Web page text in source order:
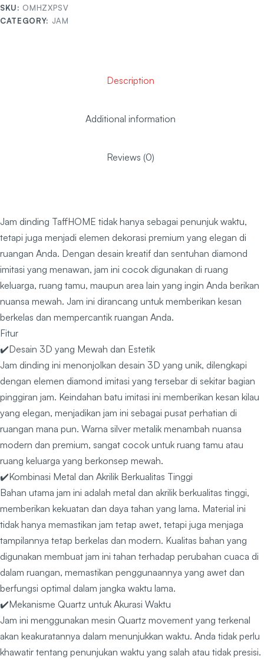
SKU: OMHZXPSV
CATEGORY: JAM
Description
Additional information
Reviews (0)
Jam dinding TaffHOME tidak hanya sebagai penunjuk waktu,
tetapi juga menjadi elemen dekorasi premium yang elegan di
ruangan Anda. Dengan desain kreatif dan sentuhan diamond
imitasi yang menawan, jam ini cocok digunakan di ruang
keluarga, ruang tamu, maupun area lain yang ingin Anda berikan
nuansa mewah. Jam ini dirancang untuk memberikan kesan
berkelas dan mempercantik ruangan Anda.
Fitur
✔️Desain 3D yang Mewah dan Estetik
Jam dinding ini menonjolkan desain 3D yang unik, dilengkapi
dengan elemen diamond imitasi yang tersebar di sekitar bagian
pinggiran jam. Keindahan batu imitasi ini memberikan kesan kilau
yang elegan, menjadikan jam ini sebagai pusat perhatian di
ruangan mana pun. Warna silver metalik menambah nuansa
modern dan premium, sangat cocok untuk ruang tamu atau
ruang keluarga yang berkonsep mewah.
✔️Kombinasi Metal dan Akrilik Berkualitas Tinggi
Bahan utama jam ini adalah metal dan akrilik berkualitas tinggi,
memberikan kekuatan dan daya tahan yang lama. Material ini
tidak hanya memastikan jam tetap awet, tetapi juga menjaga
tampilannya tetap berkelas dan modern. Kualitas bahan yang
digunakan membuat jam ini tahan terhadap perubahan cuaca di
dalam ruangan, memastikan penggunaannya yang awet dan
berfungsi optimal dalam jangka waktu lama.
✔️Mekanisme Quartz untuk Akurasi Waktu
Jam ini menggunakan mesin Quartz movement yang terkenal
akan keakuratannya dalam menunjukkan waktu. Anda tidak perlu
khawatir tentang penunjukan waktu yang salah atau tidak presisi.